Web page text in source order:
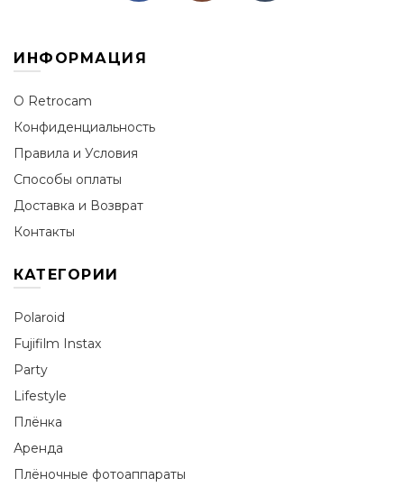
ИНФОРМАЦИЯ
О Retrocam
Конфиденциальность
Правила и Условия
Способы оплаты
Доставка и Возврат
Контакты
КАТЕГОРИИ
Polaroid
Fujifilm Instax
Party
Lifestyle
Плёнка
Аренда
Плёночные фотоаппараты